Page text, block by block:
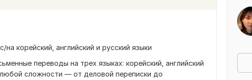
корейский, английский и русский языки
переводы на трех языках: корейский, английский
сложности — от деловой переписки до